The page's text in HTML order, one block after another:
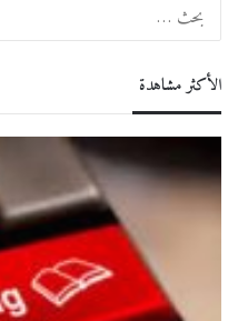
الأكثر مشاهدة